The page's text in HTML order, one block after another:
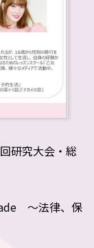
研究大会・総
～法律、保